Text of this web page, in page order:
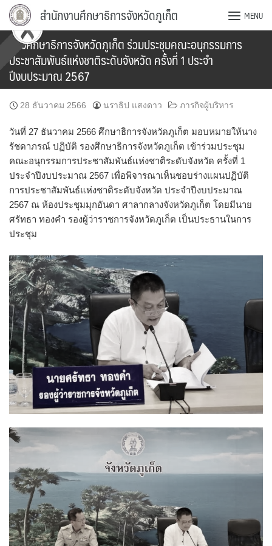
Skip
content
สำนักงานศึกษาธิการจังหวัดภูเก็ต MENU
รองศึกษาธิการจังหวัดภูเก็ต ร่วมประชุมคณะอนุกรรมการ
ประชาสัมพันธ์แห่งชาติระดับจังหวัด ครั้งที่ 1 ประจำ
ปีงบประมาณ 2567
28 ธันวาคม 2566 นราธิป แสงดาว ภารกิจผู้บริหาร
วันที่ 27 ธันวาคม 2566 ศึกษาธิการจังหวัดภูเก็ต มอบหมายให้นาง
รัชดาภรณ์ ปฏิบัติ รองศึกษาธิการจังหวัดภูเก็ต เข้าร่วมประชุม
คณะอนุกรรมการประชาสัมพันธ์แห่งชาติระดับจังหวัด ครั้งที่ 1
ประจำปีงบประมาณ 2567 เพื่อพิจารณาเห็นชอบร่างแผนปฏิบัติ
การประชาสัมพันธ์แห่งชาติระดับจังหวัด ประจำปีงบประมาณ
2567 ณ ห้องประชุมมุกอันดา ศาลากลางจังหวัดภูเก็ต โดยมีนาย
ศรัทธา ทองคำ รองผู้ว่าราชการจังหวัดภูเก็ต เป็นประธานในการ
ประชุม